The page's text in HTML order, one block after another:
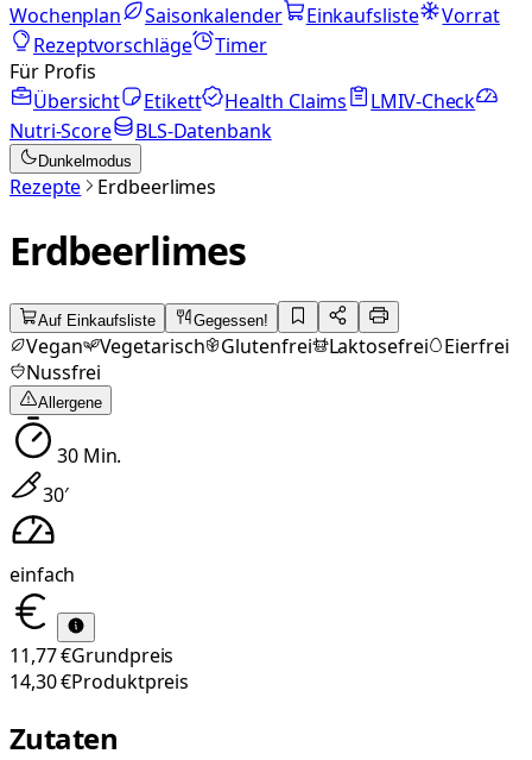
Wochenplan
Saisonkalender Einkaufsliste
Vorrat
Rezeptvorschläge
Timer
Für Profis
Übersicht
Etikett Health Claims
LMIV-Check
Nutri-Score
BLS-Datenbank
Dunkelmodus
Rezepte Erdbeerlimes
Erdbeerlimes
Auf Einkaufsliste Gegessen!
Vegan Vegetarisch Glutenfrei Laktosefrei
Eierfrei
Nussfrei
Allergene
30Min.
30′
einfach
11,77 €Grundpreis
14,30 €Produktpreis
Zutaten